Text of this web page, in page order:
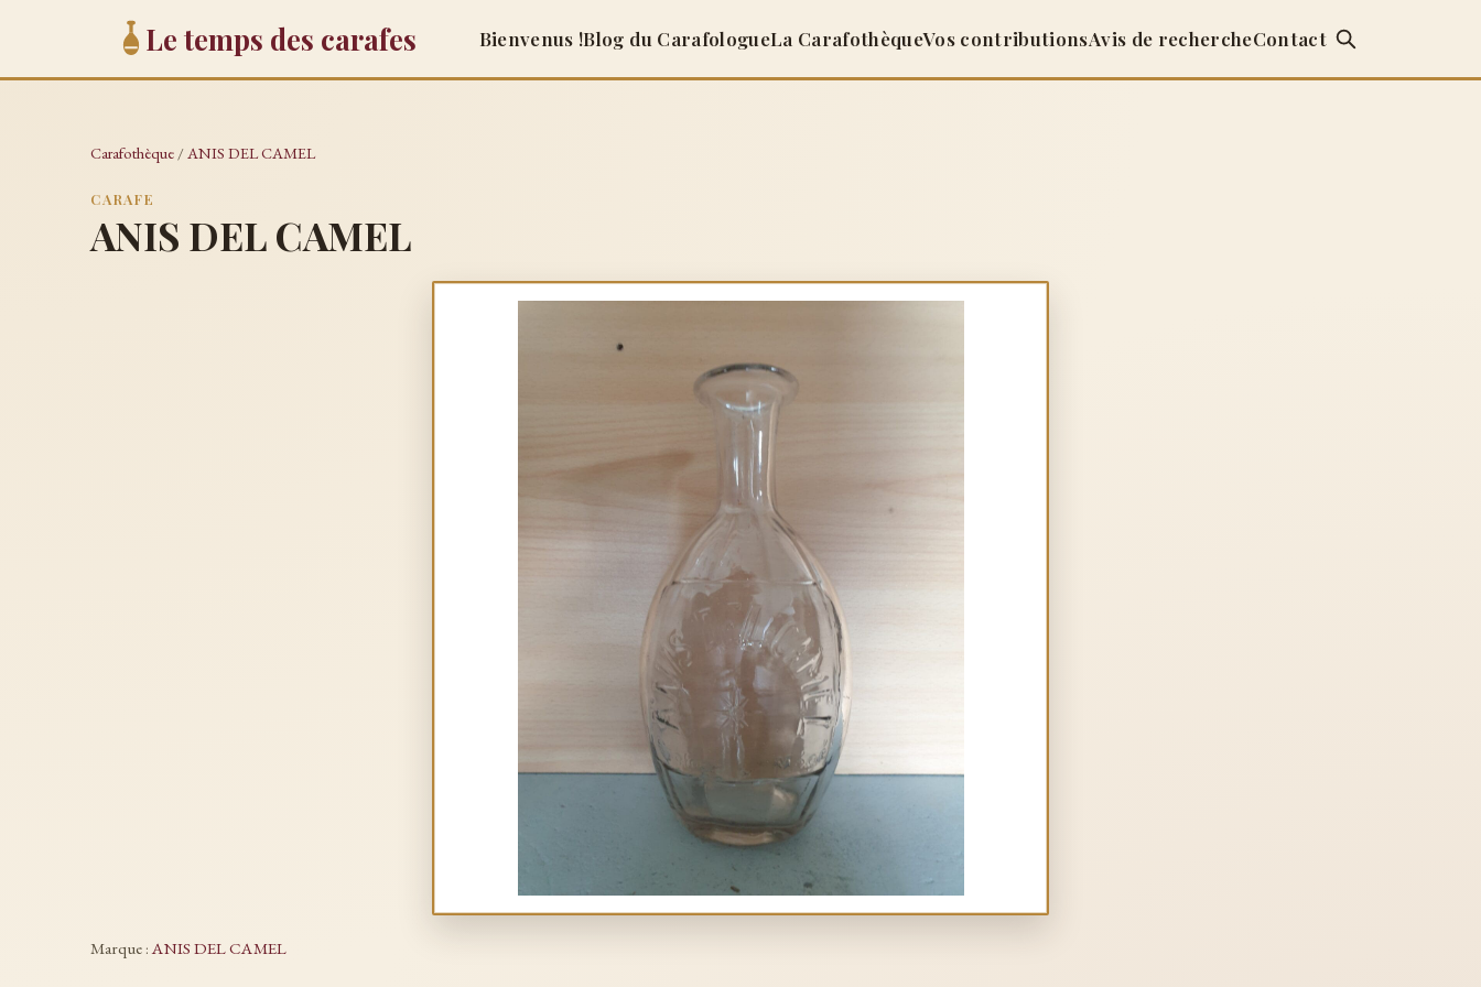
Le temps des carafes Bienvenus !Blog du CarafologueLa CarafothèqueVos contributionsAvis de rechercheContact
Carafothèque /ANIS DEL CAMEL
CARAFE
ANIS DEL CAMEL
Marque :ANIS DEL CAMEL